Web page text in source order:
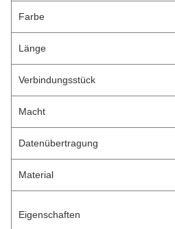
Farbe
Länge
Verbindungsstück
Macht
Datenübertragung
Material
Eigenschaften